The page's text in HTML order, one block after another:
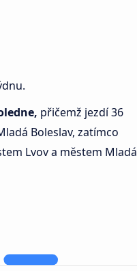
přičemž jezdí 36
Boleslav, zatímco
Lvov a městem Mladá